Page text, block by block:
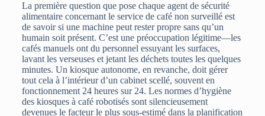
La première question que pose chaque agent de sécurité
alimentaire concernant le service de café non surveillé est
de savoir si une machine peut rester propre sans qu’un
humain soit présent. C’est une préoccupation légitime—les
cafés manuels ont du personnel essuyant les surfaces,
lavant les verseuses et jetant les déchets toutes les quelques
minutes. Un kiosque autonome, en revanche, doit gérer
tout cela à l’intérieur d’un cabinet scellé, souvent en
fonctionnement 24 heures sur 24. Les normes d’hygiène
des kiosques à café robotisés sont silencieusement
devenues le facteur le plus sous-estimé dans la planification